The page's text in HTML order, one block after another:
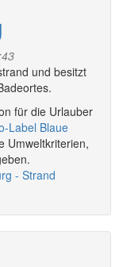
und besitzt
für die Urlauber
Label Blaue
Umweltkriterien,
Strand